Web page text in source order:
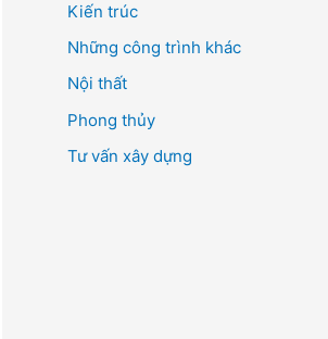
ế
m
:
Kiến trúc
Những công trình khác
Nội thất
Phong thủy
Tư vấn xây dựng